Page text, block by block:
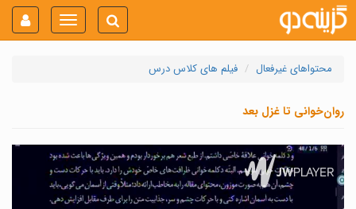
Toggle
navigation
محتواهای غیرفعال فیلم های کلاس درس
روان‌خوانی تا غزل بعد